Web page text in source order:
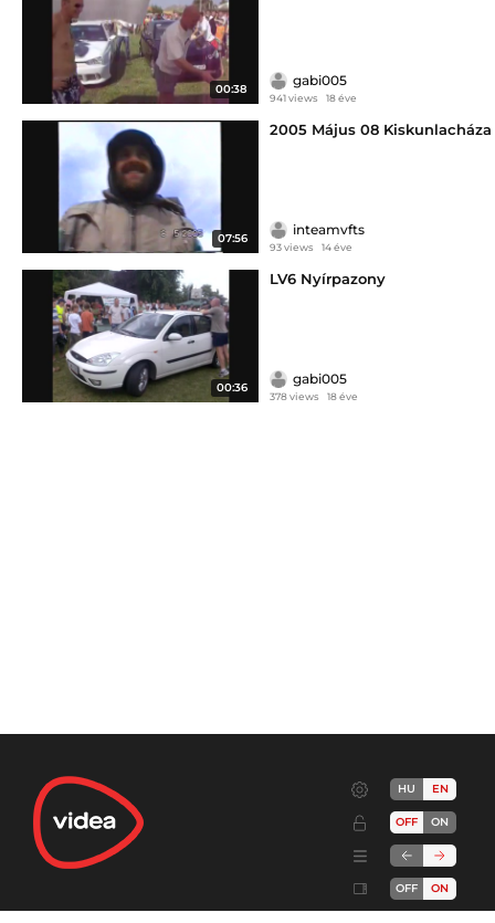
00:38
gabi005
941 views 18 éve
07:56
2005 Május 08 Kiskunlacháza
inteamvfts
93 views 14 éve
00:36
LV6 Nyírpazony
gabi005
378 views 18 éve
HU EN
OFF ON
OFF ON